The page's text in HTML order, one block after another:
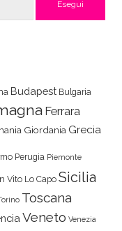
Budapest Bulgaria
Ferrara
Giordania Grecia
Perugia Piemonte
Vito Lo Capo Sicilia
Toscana
Veneto Venezia